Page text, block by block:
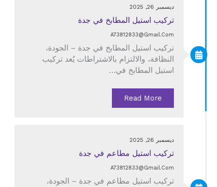
ديسمبر 26, 2025
تركيب استيل المطابخ في جدة
A73812833@gmail.com
تركيب استيل المطابخ في جدة – الجودة،
النظافة، والالتزام بالاشتراطات يُعد تركيب
استيل المطابخ في…
Read More
ديسمبر 26, 2025
تركيب استيل مطاعم في جدة
A73812833@gmail.com
تركيب استيل مطاعم في جدة – الجودة،